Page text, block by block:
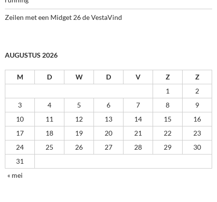
Zeilen met een Midget 26 de VestaVind
AUGUSTUS 2026
M D W D V Z
Z
1
2
3
4 5 6 7 8
9
10
11 12 13 14 15
16
17
18 19 20 21 22
23
24
25 26 27 28 29
30
31
« mei